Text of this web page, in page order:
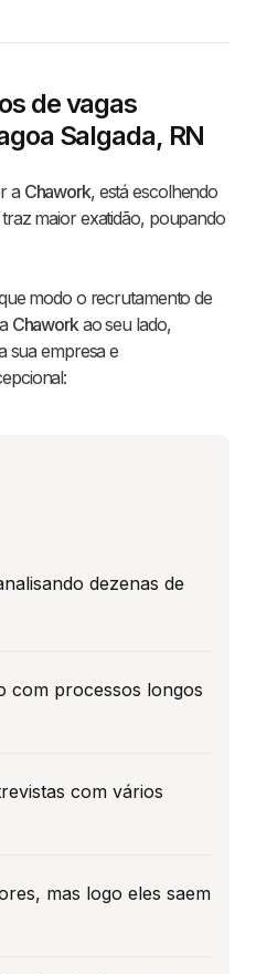
de vagas
Salgada, RN
a Chawork, está escolhendo
maior exatidão, poupando
modo o recrutamento de
Chaworkao seu lado,
sua empresa e
dezenas de
com processos longos
com vários
mas logo eles saem